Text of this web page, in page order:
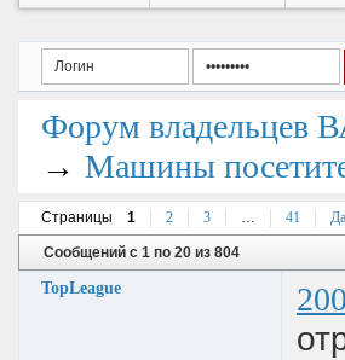
Форум владельцев
→ Машины
Страницы 1 2 3 … 41
Сообщений с 1 по 20 из 804
TopLeague